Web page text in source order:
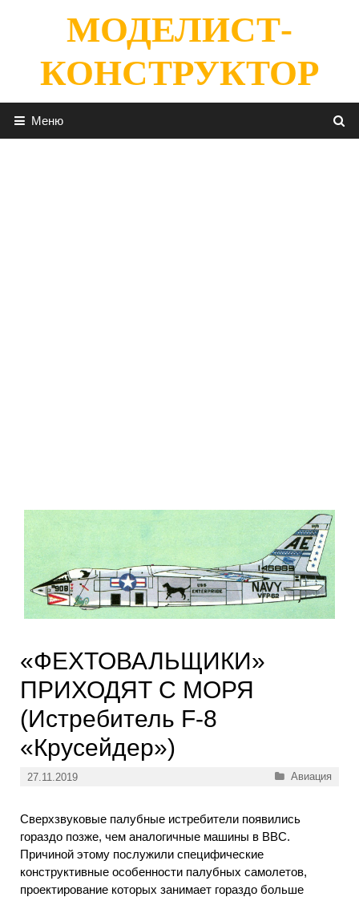
содержимомуМОДЕЛИСТ-
КОНСТРУКТОР
Меню
«ФЕХТОВАЛЬЩИКИ»
ПРИХОДЯТ С МОРЯ
(Истребитель F-8
«Крусейдер»)
27.11.2019 Рубрики
Авиация
Сверхзвуковые палубные истребители появились
гораздо позже, чем аналогичные машины в ВВС.
Причиной этому послужили специфические
конструктивные особенности палубных самолетов,
проектирование которых занимает гораздо больше